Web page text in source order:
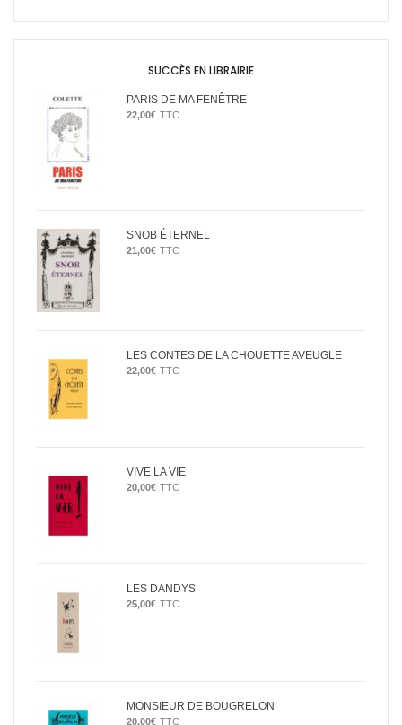
SUCCÈS EN LIBRAIRIE
PARIS DE MA FENÊTRE
22,00€ TTC
SNOB ÉTERNEL
21,00€ TTC
LES CONTES DE LA CHOUETTE AVEUGLE
22,00€ TTC
VIVE LA VIE
20,00€ TTC
LES DANDYS
25,00€ TTC
MONSIEUR DE BOUGRELON
20,00€ TTC